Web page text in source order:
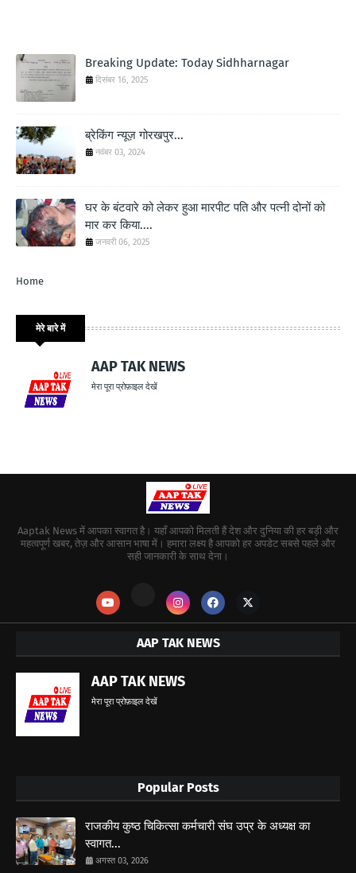
Breaking Update: Today Sidhharnagar
दिसंबर 16, 2025
ब्रेकिंग न्यूज़ गोरखपुर...
नवंबर 03, 2024
घर के बंटवारे को लेकर हुआ मारपीट पति और पत्नी दोनों को
मार कर किया....
जनवरी 06, 2025
Home
मेरे बारे में
AAP TAK NEWS
मेरा पूरा प्रोफ़ाइल देखें
Aaptak News में आपका स्वागत है। यहाँ आपको मिलती हैं देश और दुनिया की हर बड़ी और
महत्वपूर्ण खबर, तेज़ और आसान भाषा में। हमारा लक्ष्य है आपको हर अपडेट सबसे पहले और
सही जानकारी के साथ देना।
AAP TAK NEWS
AAP TAK NEWS
मेरा पूरा प्रोफ़ाइल देखें
Popular Posts
राजकीय कुष्ठ चिकित्सा कर्मचारी संघ उप्र के अध्यक्ष का
स्वागत...
अगस्त 03, 2026